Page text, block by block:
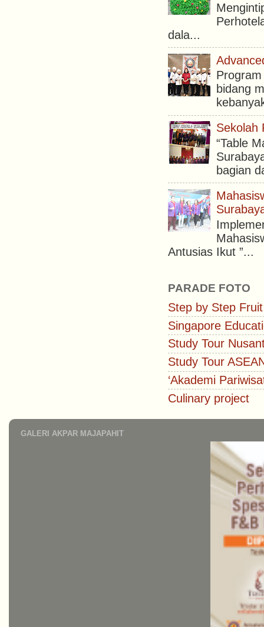
dala...
bidang
Sekolah
“Table
bagian
Antusias Ikut ”...
PARADE FOTO
Step by Step
Singapore
Study Tour
Study Tour
‘Akademi
Culinary project
GALERI AKPAR MAJAPAHIT